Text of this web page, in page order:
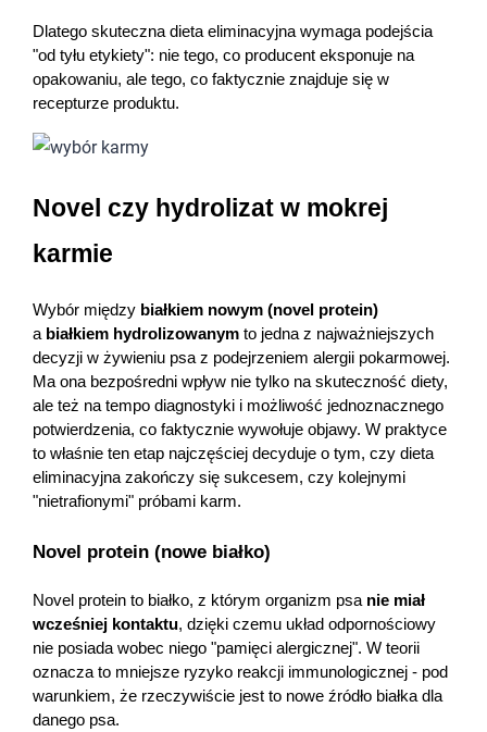
Korzystamy z plików cookies w celu dostosowania
zawartości serwisu do Twoich preferencji. Więcej
warunki przechowywania lub dostępu do cookies
ustawienia wszystkich cookies klikając AKCEPTUJĘ
WSZYSTKIE
Dlatego skuteczna dieta eliminacyjna wymaga podejścia
"od tyłu etykiety": nie tego, co producent eksponuje na
opakowaniu, ale tego, co faktycznie znajduje się w
recepturze produktu.
Novel czy hydrolizat w mokrej
karmie
Wybór między białkiem nowym (novel protein)
a białkiem hydrolizowanym to jedna z najważniejszych
decyzji w żywieniu psa z podejrzeniem alergii pokarmowej.
Ma ona bezpośredni wpływ nie tylko na skuteczność diety,
ale też na tempo diagnostyki i możliwość jednoznacznego
potwierdzenia, co faktycznie wywołuje objawy. W praktyce
to właśnie ten etap najczęściej decyduje o tym, czy dieta
eliminacyjna zakończy się sukcesem, czy kolejnymi
"nietrafionymi" próbami karm.
Novel protein (nowe białko)
Novel protein to białko, z którym organizm psa nie miał
wcześniej kontaktu, dzięki czemu układ odpornościowy
nie posiada wobec niego "pamięci alergicznej". W teorii
oznacza to mniejsze ryzyko reakcji immunologicznej - pod
warunkiem, że rzeczywiście jest to nowe źródło białka dla
danego psa.